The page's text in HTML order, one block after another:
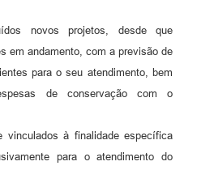
novos projetos, desde que
em andamento, com a previsão de
para o seu atendimento, bem
de conservação com o
vinculados à finalidade específica
para o atendimento do